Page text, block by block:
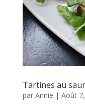
Tartines au
par Annie | Août